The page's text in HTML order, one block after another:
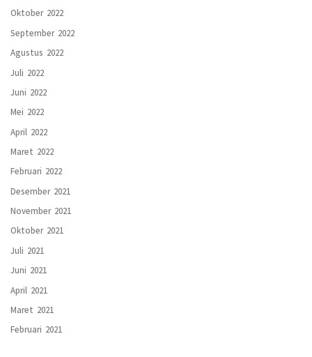
Oktober 2022
September 2022
Agustus 2022
Juli 2022
Juni 2022
Mei 2022
April 2022
Maret 2022
Februari 2022
Desember 2021
November 2021
Oktober 2021
Juli 2021
Juni 2021
April 2021
Maret 2021
Februari 2021